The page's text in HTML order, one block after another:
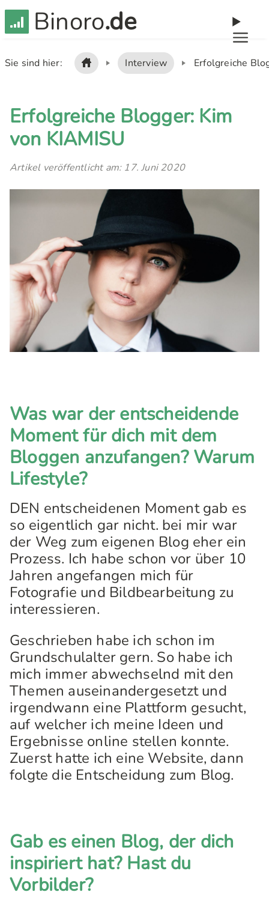
Binoro.de
Sie sind hier: Interview Erfolgreiche
Erfolgreiche Blogger: Kim
von KIAMISU
Artikel veröffentlicht am: 17. Juni 2020
Was war derentscheidende
Moment für dich mit dem
Bloggen anzufangen? Warum
Lifestyle?
DEN entscheidenen Moment gab es
so eigentlich gar nicht. bei mir war
der Weg zum eigenen Blog eher ein
Prozess. Ich habe schon vor über 10
Jahren angefangen mich für
Fotografie und Bildbearbeitung zu
interessieren.
Geschrieben habe ich schon im
Grundschulalter gern. So habe ich
mich immer abwechselnd mit den
Themen auseinandergesetzt und
irgendwann eine Plattform gesucht,
auf welcher ich meine Ideen und
Ergebnisse online stellen konnte.
Zuerst hatte ich eine Website, dann
folgte die Entscheidung zum Blog.
Gab es einen Blog, der dich
inspiriert hat? Hast du
Vorbilder?